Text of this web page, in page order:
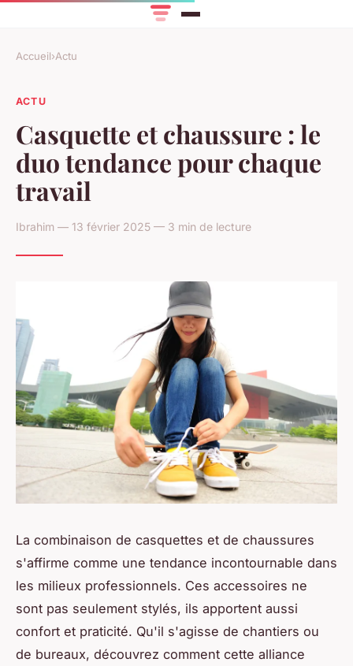
Accueil›Actu
ACTU
Casquette et chaussure : le
duo tendance pour chaque
travail
Ibrahim — 13 février 2025 — 3 min de lecture
La combinaison de casquettes et de chaussures
s'affirme comme une tendance incontournable dans
les milieux professionnels. Ces accessoires ne
sont pas seulement stylés, ils apportent aussi
confort et praticité. Qu'il s'agisse de chantiers ou
de bureaux, découvrez comment cette alliance